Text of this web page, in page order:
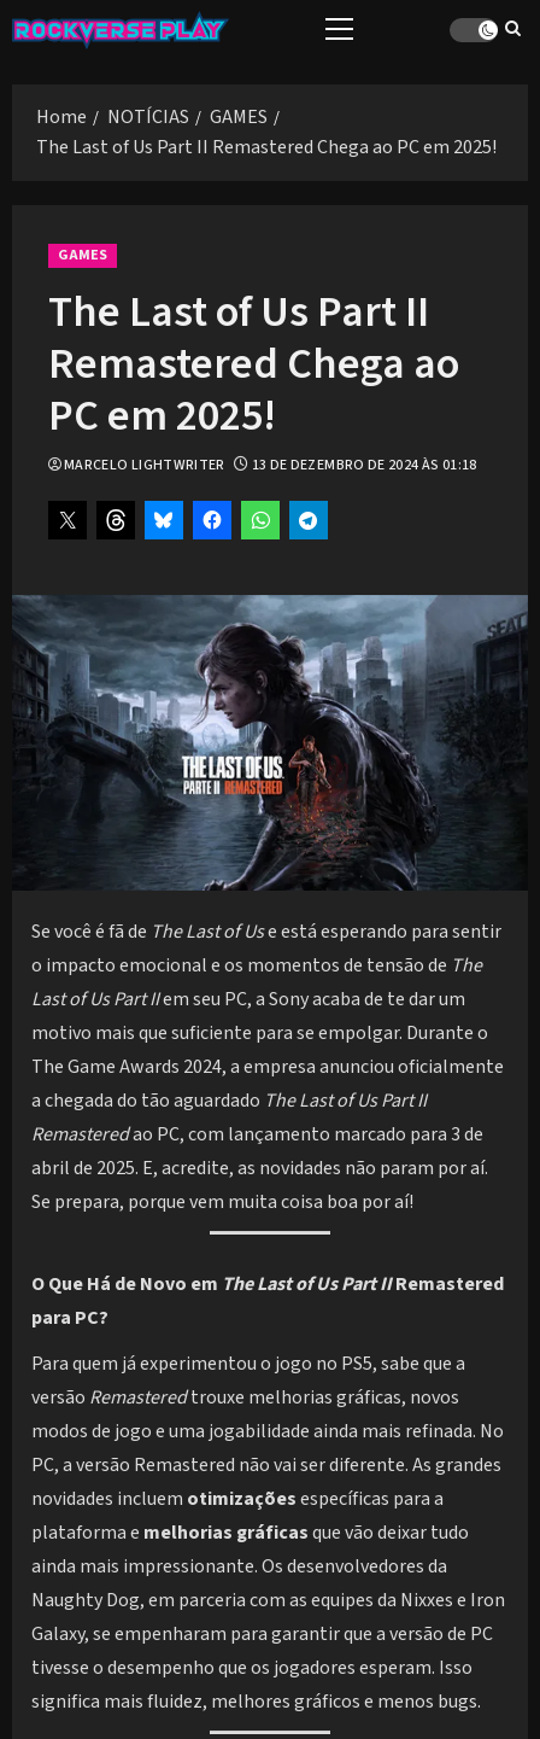
Skip
to
Primary
Home
NOTÍCIAS
GAMES
The Last of Us Part II Remastered Chega ao PC em 2025!
GAMES
The Last of Us Part II
Remastered Chega ao
PC em 2025!
MARCELO LIGHTWRITER 13 DE DEZEMBRO DE 2024 ÀS 01:18
Se você é fã de The Last of Use está esperando para sentir
o impacto emocional e os momentos de tensão de The
Last of Us Part IIem seu PC, a Sony acaba de te dar um
motivo mais que suficiente para se empolgar. Durante o
The Game Awards 2024, a empresa anunciou oficialmente
a chegada do tão aguardado The Last of Us Part II
Remasteredao PC, com lançamento marcado para 3 de
abril de 2025. E, acredite, as novidades não param por aí.
Se prepara, porque vem muita coisa boa por aí!
O Que Há de Novo em The Last of Us Part IIRemastered
para PC?
Para quem já experimentou o jogo no PS5, sabe que a
versão Remasteredtrouxe melhorias gráficas, novos
modos de jogo e uma jogabilidade ainda mais refinada. No
PC, a versão Remastered não vai ser diferente. As grandes
novidades incluem otimizaçõesespecíficas para a
plataforma e melhorias gráficasque vão deixar tudo
ainda mais impressionante. Os desenvolvedores da
Naughty Dog, em parceria com as equipes da Nixxes e Iron
Galaxy, se empenharam para garantir que a versão de PC
tivesse o desempenho que os jogadores esperam. Isso
significa mais fluidez, melhores gráficos e menos bugs.